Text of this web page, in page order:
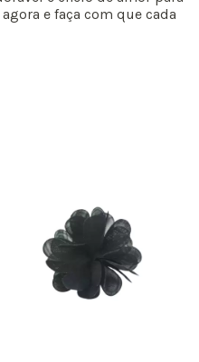
e faça com que cada